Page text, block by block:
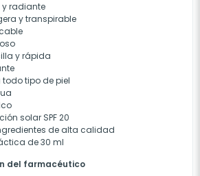
y radiante
y transpirable
y rápida
tipo de piel
solar SPF 20
de alta calidad
de 30 ml
del farmacéutico